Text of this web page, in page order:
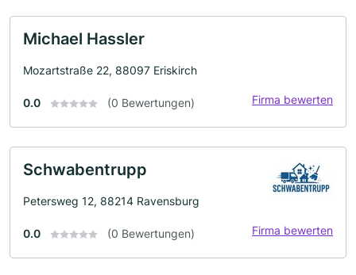
Michael Hassler
Mozartstraße 22, 88097 Eriskirch
0.0 (0 Bewertungen) Firma bewerten
Schwabentrupp
Petersweg 12, 88214 Ravensburg
0.0 (0 Bewertungen) Firma bewerten